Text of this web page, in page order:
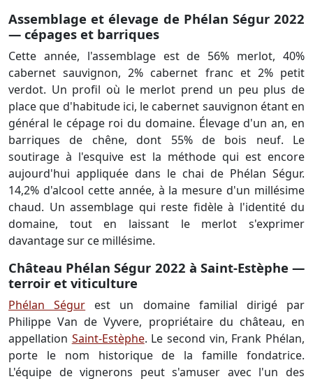
Assemblage et élevage de Phélan Ségur 2022
— cépages et barriques
Cette année, l'assemblage est de 56% merlot, 40%
cabernet sauvignon, 2% cabernet franc et 2% petit
verdot. Un profil où le merlot prend un peu plus de
place que d'habitude ici, le cabernet sauvignon étant en
général le cépage roi du domaine. Élevage d'un an, en
barriques de chêne, dont 55% de bois neuf. Le
soutirage à l'esquive est la méthode qui est encore
aujourd'hui appliquée dans le chai de Phélan Ségur.
14,2% d'alcool cette année, à la mesure d'un millésime
chaud. Un assemblage qui reste fidèle à l'identité du
domaine, tout en laissant le merlot s'exprimer
davantage sur ce millésime.
Château Phélan Ségur 2022 à Saint-Estèphe —
terroir et viticulture
Phélan Ségur est un domaine familial dirigé par
Philippe Van de Vyvere, propriétaire du château, en
appellation Saint-Estèphe. Le second vin, Frank Phélan,
porte le nom historique de la famille fondatrice.
L'équipe de vignerons peut s'amuser avec l'un des